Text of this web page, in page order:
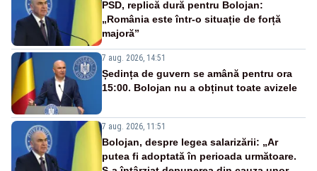
PSD, replică dură pentru Bolojan:
„România este într-o situație de forță
majoră”
7 aug. 2026, 14:51
Ședința de guvern se amână pentru ora
15:00. Bolojan nu a obținut toate avizele
7 aug. 2026, 11:51
Bolojan, despre legea salarizării: „Ar
putea fi adoptată în perioada următoare.